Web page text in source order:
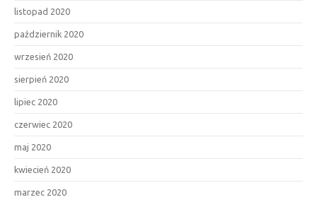
listopad 2020
październik 2020
wrzesień 2020
sierpień 2020
lipiec 2020
czerwiec 2020
maj 2020
kwiecień 2020
marzec 2020